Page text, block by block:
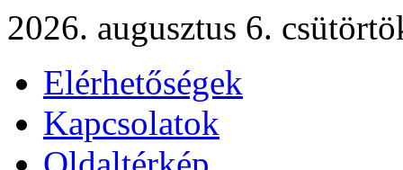
2026. augusztus 6.
Elérhetőségek
Kapcsolatok